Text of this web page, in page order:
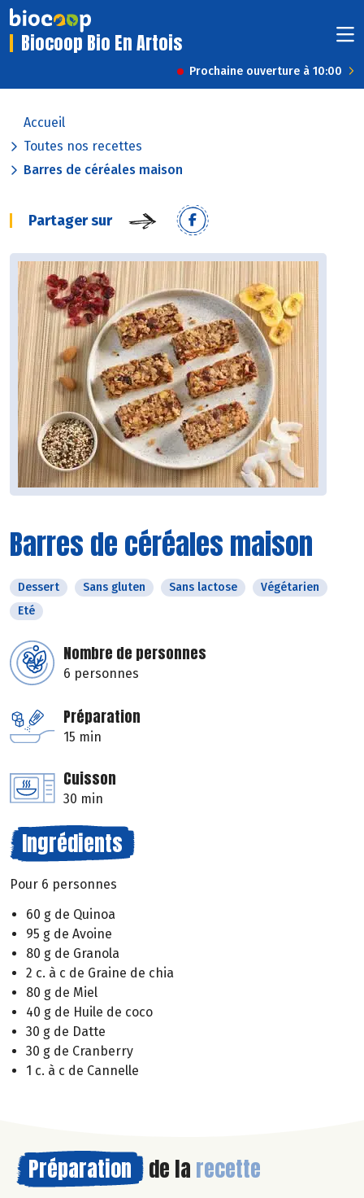
Biocoop Bio En Artois
Prochaine ouverture à 10:00
Accueil
Toutes nos recettes
Barres de céréales maison
Partager sur
Barres de céréales maison
Dessert Sans gluten Sans lactose
Végétarien
Eté
Nombre de personnes
6 personnes
Préparation
15 min
Cuisson
30 min
Ingrédients
Pour 6 personnes
60 g de Quinoa
95 g de Avoine
80 g de Granola
2 c. à c de Graine de chia
80 g de Miel
40 g de Huile de coco
30 g de Datte
30 g de Cranberry
1 c. à c de Cannelle
Préparation de la recette